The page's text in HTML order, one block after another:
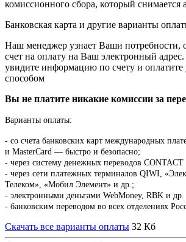
комиссионного сбора, который снимается
Банковская карта и другие варианты
Наш менеджер узнает Ваши потребности,
счет на оплату на Ваш электронный
увидите информацию по счету и
способом
Вы не платите никакие комиссии за
Варианты оплаты:
- со счета банковских карт международных
и MasterCard — быстро и безопасно;
- через систему денежных переводов CONTACT
- через сети платежных терминалов QIWI,
Телеком», «Мобил Элемент» и др.;
- электронными деньгами WebMoney, RBK и др.
- банковским переводом во всех отделениях
Скачать все варианты оплаты 32 Кб